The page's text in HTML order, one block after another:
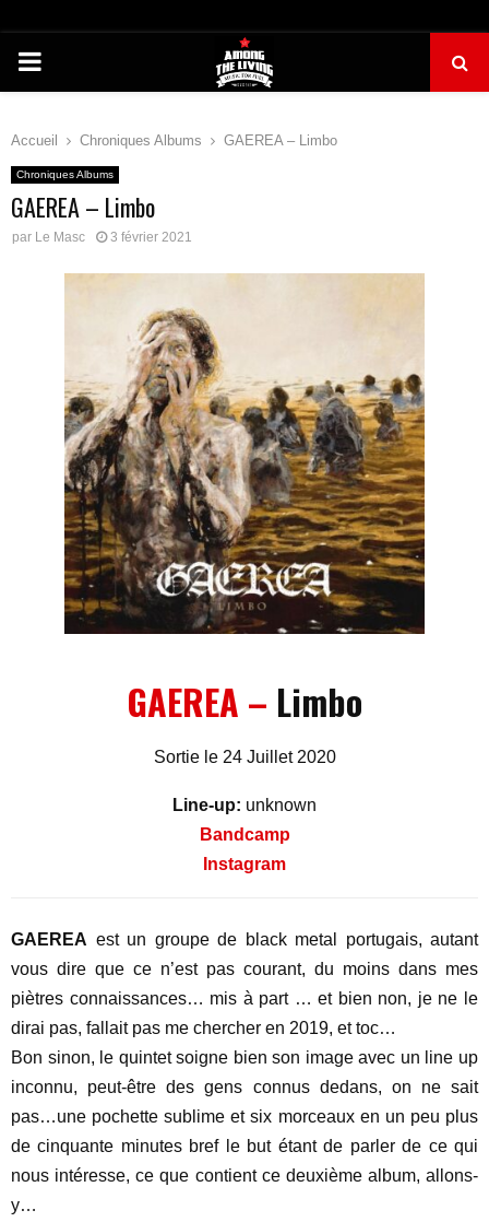
PRIMARY
Accueil Chroniques Albums GAEREA – Limbo
Chroniques Albums
GAEREA – Limbo
par Le Masc 3 février 2021
GAEREA – Limbo
Sortie le 24 Juillet 2020
Line-up: unknown
Bandcamp
Instagram
GAEREA est un groupe de black metal portugais, autant
vous dire que ce n’est pas courant, du moins dans mes
piètres connaissances… mis à part … et bien non, je ne le
dirai pas, fallait pas me chercher en 2019, et toc…
Bon sinon, le quintet soigne bien son image avec un line up
inconnu, peut-être des gens connus dedans, on ne sait
pas…une pochette sublime et six morceaux en un peu plus
de cinquante minutes bref le but étant de parler de ce qui
nous intéresse, ce que contient ce deuxième album, allons-
y…